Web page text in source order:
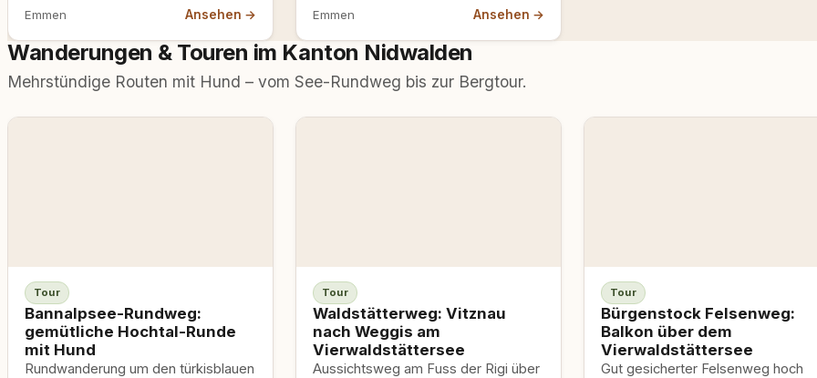
erzeugt…
Emmen Ansehen →
akzeptieren.
Emmen Ansehen →
Wanderungen & Touren im Kanton Nidwalden
Mehrstündige Routen mit Hund – vom See-Rundweg bis zur Bergtour.
Tour
Bannalpsee-Rundweg:
gemütliche Hochtal-Runde
mit Hund
Rundwanderung um den türkisblauen
Tour
Waldstätterweg: Vitznau
nach Weggis am
Vierwaldstättersee
Aussichtsweg am Fuss der Rigi über
Tour
Bürgenstock Felsenweg:
Balkon über dem
Vierwaldstättersee
Gut gesicherter Felsenweg hoch